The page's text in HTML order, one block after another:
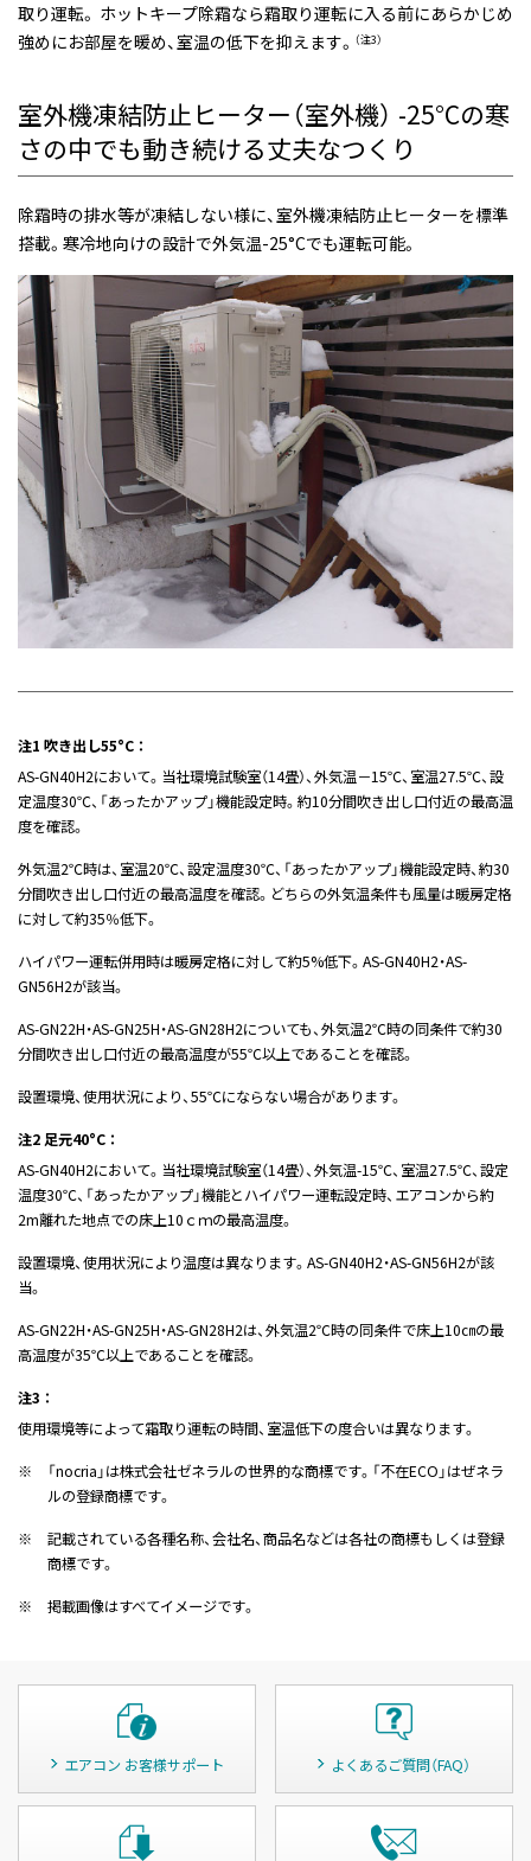
取り運転。 ホットキープ除霜なら霜取り運転に入る前にあらかじめ
強めにお部屋を暖め、室温の低下を抑えます。 （注3）
室外機凍結防止ヒーター（室外機） -25°Cの寒
さの中でも動き続ける丈夫なつくり
除霜時の排水等が凍結しない様に、室外機凍結防止ヒーターを標準
搭載。寒冷地向けの設計で外気温-25°Cでも運転可能。
注1 吹き出し55°C ：
AS-GN40H2において。当社環境試験室（14畳）、外気温－15℃、室温27.5℃、設
定温度30℃、「あったかアップ」機能設定時。約10分間吹き出し口付近の最高温
度を確認。
外気温2℃時は、室温20℃、設定温度30℃、「あったかアップ」機能設定時、約30
分間吹き出し口付近の最高温度を確認。どちらの外気温条件も風量は暖房定格
に対して約35％低下。
ハイパワー運転併用時は暖房定格に対して約5%低下。AS-GN40H2・AS-
GN56H2が該当。
AS-GN22H・AS-GN25H・AS-GN28H2についても、外気温2℃時の同条件で約30
分間吹き出し口付近の最高温度が55℃以上であることを確認。
設置環境、使用状況により、55℃にならない場合があります。
注2 足元40°C ：
AS-GN40H2において。当社環境試験室（14畳）、外気温-15℃、室温27.5℃、設定
温度30℃、「あったかアップ」機能とハイパワー運転設定時、エアコンから約
2m離れた地点での床上10ｃｍの最高温度。
設置環境、使用状況により温度は異なります。AS-GN40H2・AS-GN56H2が該
当。
AS-GN22H・AS-GN25H・AS-GN28H2は、外気温2℃時の同条件で床上10㎝の最
高温度が35℃以上であることを確認。
注3 ：
使用環境等によって霜取り運転の時間、室温低下の度合いは異なります。
※
「nocria」は株式会社ゼネラルの世界的な商標です。「不在ECO」はぜネラ
ルの登録商標です。
※
記載されている各種名称、会社名、商品名などは各社の商標もしくは登録
商標です。
※
掲載画像はすべてイメージです。
エアコン お客様サポート よくあるご質問（FAQ）